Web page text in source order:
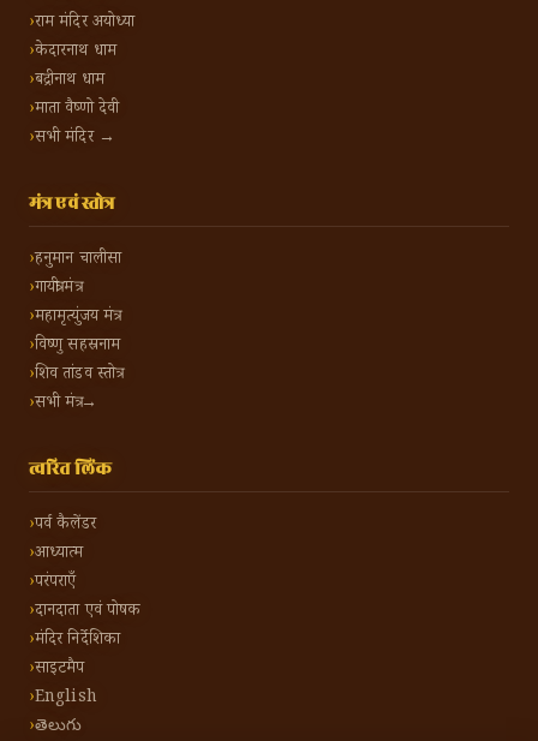
राम मंदिर अयोध्या
केदारनाथ धाम
बद्रीनाथ धाम
माता वैष्णो देवी
सभी मंदिर →
मंत्र एवं स्तोत्र
हनुमान चालीसा
गायत्री मंत्र
महामृत्युंजय मंत्र
विष्णु सहस्रनाम
शिव तांडव स्तोत्र
सभी मंत्र →
त्वरित लिंक
पर्व कैलेंडर
आध्यात्म
परंपराएँ
दानदाता एवं पोषक
मंदिर निर्देशिका
साइटमैप
English
తెలుగు